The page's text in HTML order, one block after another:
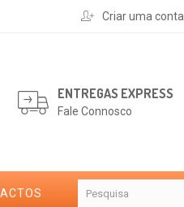
Criar uma conta
ENTREGAS EXPRESS
Fale Connosco